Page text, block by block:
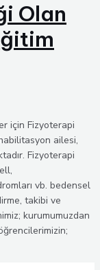
Olan
için Fizyoterapi
ailesi,
Fizyoterapi
vb. bedensel
takibi ve
kurumumuzdan